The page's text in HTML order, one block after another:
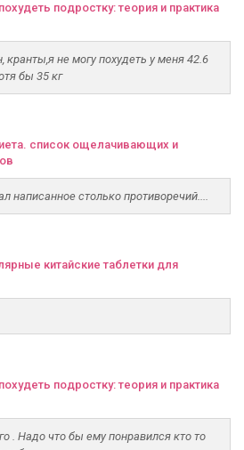
подростку: теория и практика
кранты,я не могу похудеть у меня 42.6
бы 35 кг
список ощелачивающих и
написанное столько противоречий....
китайские таблетки для
подростку: теория и практика
. Надо что бы ему понравился кто то